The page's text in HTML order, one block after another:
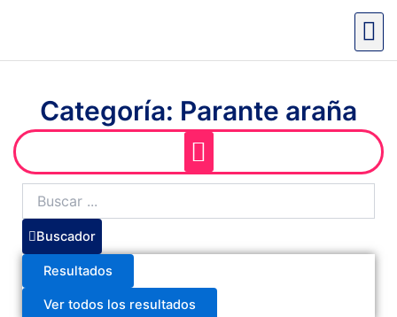
Categoría: Parante araña
Buscador
Resultados
Ver todos los resultados